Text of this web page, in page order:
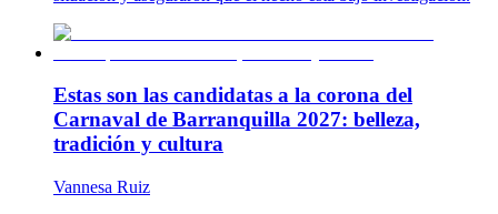
Estas son las candidatas a la corona del
Carnaval de Barranquilla 2027: belleza,
tradición y cultura
Vannesa Ruiz